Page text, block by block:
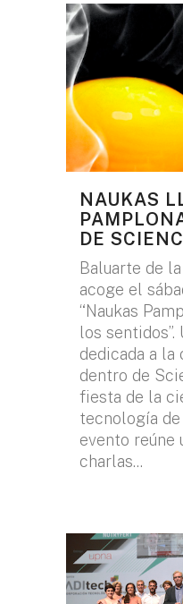
NAUKAS
DE
Baluarte de
acoge el
“Naukas
los sentidos”.
dedicada a la
dentro de
fiesta de la
tecnología de
evento reúne
charlas...